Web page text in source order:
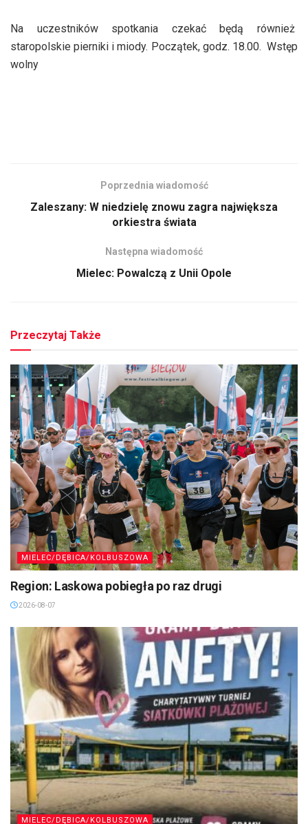
Na uczestników spotkania czekać będą również
staropolskie pierniki i miody. Początek, godz. 18.00. Wstęp
wolny
Poprzednia wiadomość
Zaleszany: W niedzielę znowu zagra największa
orkiestra świata
Następna wiadomość
Mielec: Powalczą z Unii Opole
Przeczytaj Także
MIELEC/DĘBICA/KOLBUSZOWA
Region: Laskowa pobiegła po raz drugi
2026-08-07
MIELEC/DĘBICA/KOLBUSZOWA